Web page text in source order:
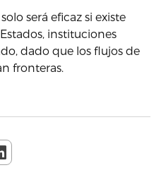
será eficaz si existe
instituciones
dado que los flujos de
fronteras.